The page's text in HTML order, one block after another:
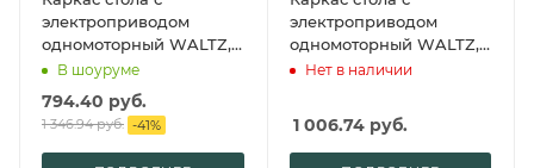
электроприводом
одномоторный WALTZ,
Fit Focus Y, черный (A2Y-
В шоуруме
794.40 руб.
1 346.94руб. -41%
электроприводом
одномоторный WALTZ,
Fit Focus X-3, черный
Нет в наличии
1 006.74руб.